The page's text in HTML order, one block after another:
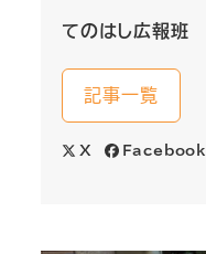
てのはし広報班
記事一覧
X Facebook